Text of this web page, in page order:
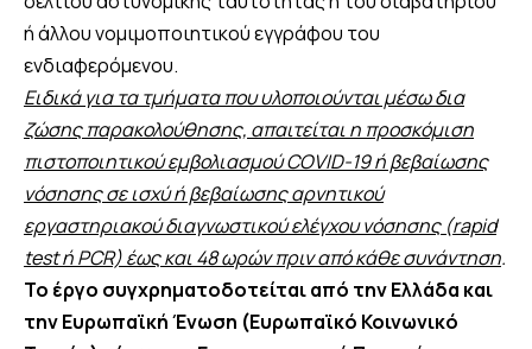
ή άλλου νομιμοποιητικού εγγράφου του
ενδιαφερόμενου.
Ειδικά για τα τμήματα που υλοποιούνται μέσω δια
ζώσης παρακολούθησης, απαιτείται η προσκόμιση
πιστοποιητικού εμβολιασμού COVID-19 ή βεβαίωσης
νόσησης σε ισχύ ή βεβαίωσης αρνητικού
εργαστηριακού διαγνωστικού ελέγχου νόσησης (rapid
test ή PCR) έως και 48 ωρών πριν από κάθε συνάντηση.
Το έργο συγχρηματοδοτείται από την Ελλάδα και
την Ευρωπαϊκή Ένωση (Ευρωπαϊκό Κοινωνικό